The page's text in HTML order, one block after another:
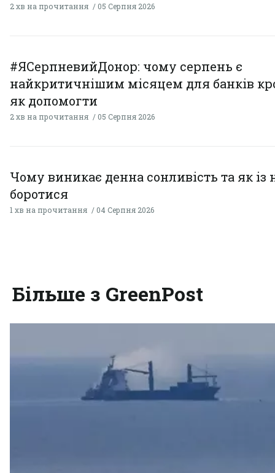
2 хв на прочитання 05 Серпня 2026
#ЯСерпневийДонор: чому серпень є
найкритичнішим місяцем для банків
як допомогти
2 хв на прочитання 05 Серпня 2026
Чому виникає денна сонливість та як із
боротися
1 хв на прочитання 04 Серпня 2026
Більше з GreenPost